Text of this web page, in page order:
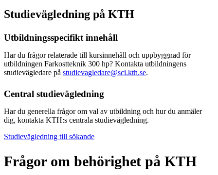
Studievägledning på KTH
Utbildningsspecifikt innehåll
Har du frågor relaterade till kursinnehåll och uppbyggnad för
utbildningen Farkostteknik 300 hp? Kontakta utbildningens
studievägledare på studievagledare@sci.kth.se.
Central studievägledning
Har du generella frågor om val av utbildning och hur du anmäler
dig, kontakta KTH:s centrala studievägledning.
Studievägledning till sökande
Frågor om behörighet på KTH